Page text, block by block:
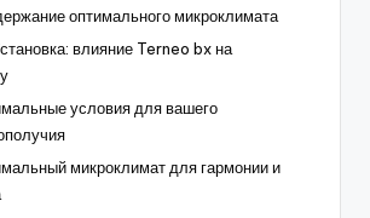
оптимального микроклимата
влияние Terneo bx на
условия для вашего
микроклимат для гармонии и